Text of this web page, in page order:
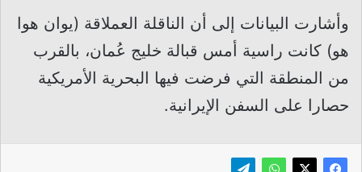
وأشارت ⁠البيانات إلى أن الناقلة العملاقة (يوان هوا
هو) كانت راسية أمس قبالة خليج عُمان، بالقرب
من المنطقة التي فرضت فيها البحرية الأمريكية
حصارا على السفن الإيرانية.